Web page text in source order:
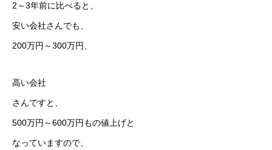
2～3年前に比べると、
安い会社さんでも、
200万円～300万円、
高い会社
さんですと、
500万円～600万円もの値上げと
なっていますので、